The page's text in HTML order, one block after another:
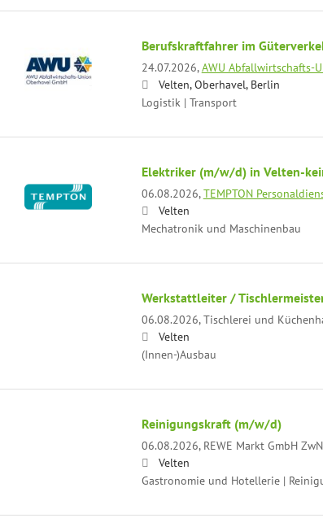
Berufskraftfahrer im
24.07.2026,AWU Abfallwirtschafts-
Velten, Oberhavel, Berlin
Logistik | Transport
Elektriker (m/w/d) in Velten-
06.08.2026,TEMPTON
Velten
Mechatronik und Maschinenbau
Werkstattleiter /
06.08.2026,Tischlerei und
Velten
(Innen-)Ausbau
Reinigungskraft (m/w/d)
06.08.2026, REWE Markt GmbH
Velten
Gastronomie und Hotellerie |